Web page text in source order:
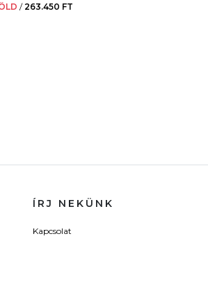
/263.450 FT
ÍRJ NEKÜNK
Kapcsolat